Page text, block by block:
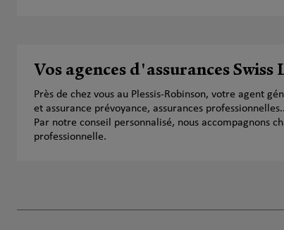
6.55 km 75015 Paris
Fermé aujourd'hui
Numéro
Vos agences d'assurances
Près de chez vous au Plessis-Robinson, votre agent
et assurance prévoyance, assurances
Par notre conseil personnalisé, nous
professionnelle.